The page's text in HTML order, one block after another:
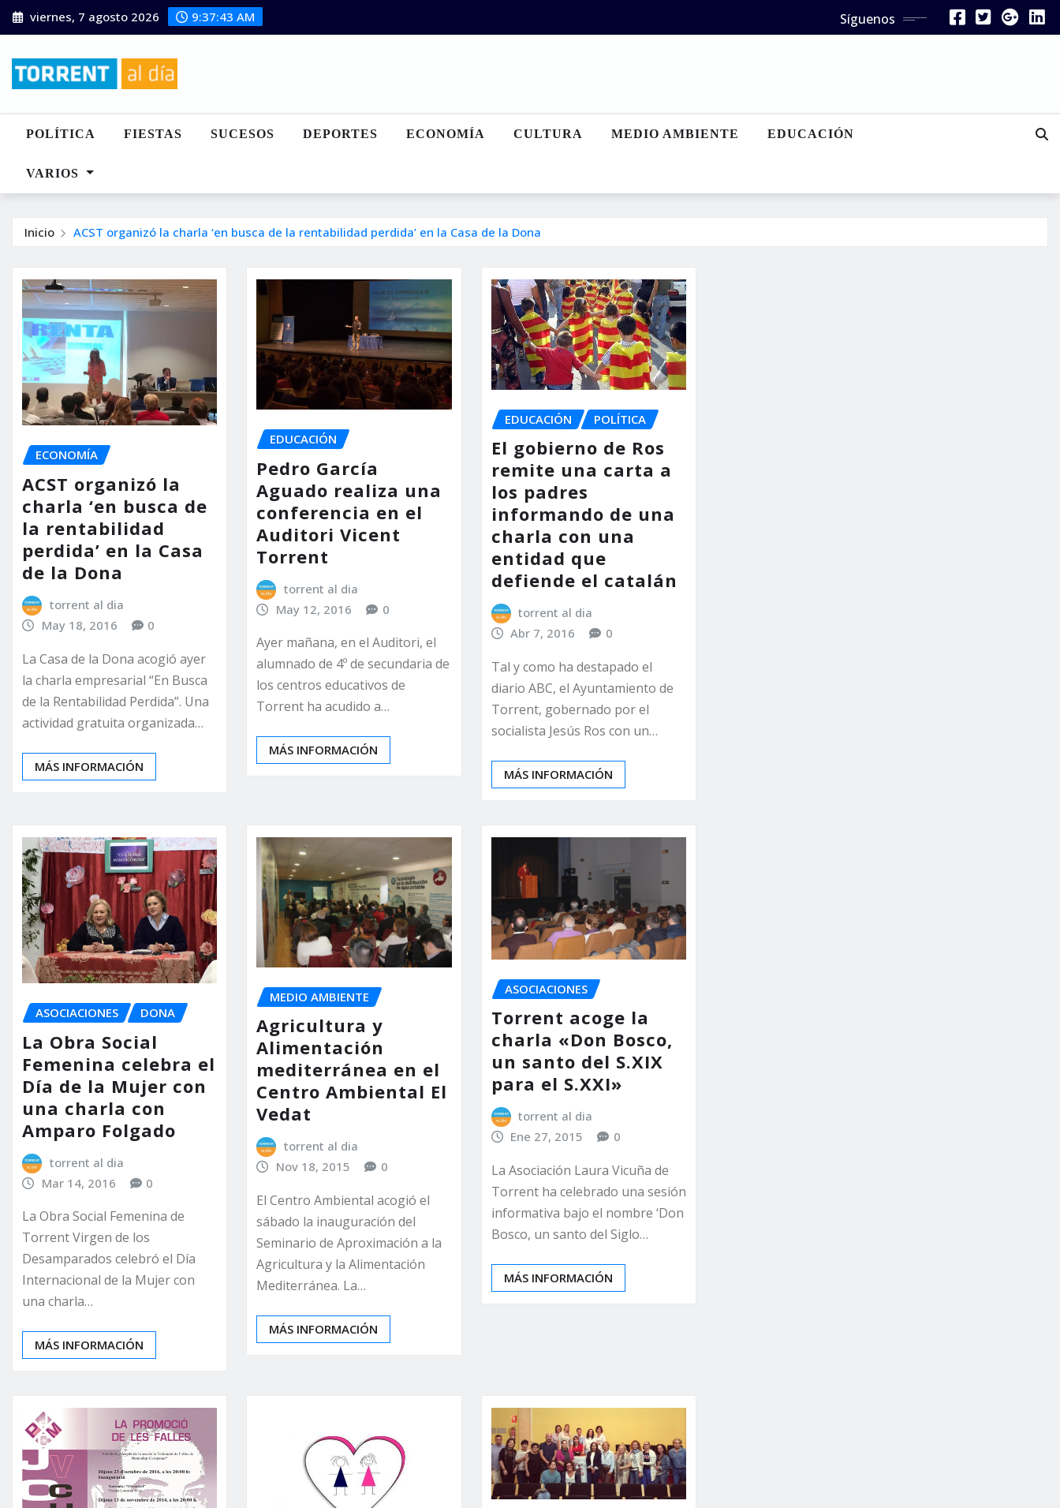
Saltar
al
viernes, 7 agosto 2026 9:37:45 AM Síguenos
POLÍTICA FIESTAS SUCESOS DEPORTES ECONOMÍA CULTURA MEDIO AMBIENTE EDUCACIÓN
VARIOS
Inicio ACST organizó la charla ‘en busca de la rentabilidad perdida’ en la Casa de la Dona
ECONOMÍA
ACST organizó la
charla ‘en busca de
la rentabilidad
perdida’ en la Casa
de la Dona
torrent al dia
May 18, 2016
0
La Casa de la Dona acogió ayer
la charla empresarial “En Busca
de la Rentabilidad Perdida”. Una
actividad gratuita organizada…
MÁS INFORMACIÓN
EDUCACIÓN
Pedro García
Aguado realiza una
conferencia en el
Auditori Vicent
Torrent
torrent al dia
May 12, 2016
0
Ayer mañana, en el Auditori, el
alumnado de 4º de secundaria de
los centros educativos de
Torrent ha acudido a…
MÁS INFORMACIÓN
EDUCACIÓN POLÍTICA
El gobierno de Ros
remite una carta a
los padres
informando de una
charla con una
entidad que
defiende el catalán
torrent al dia
Abr 7, 2016
0
Tal y como ha destapado el
diario ABC, el Ayuntamiento de
Torrent, gobernado por el
socialista Jesús Ros con un…
MÁS INFORMACIÓN
ASOCIACIONES DONA
La Obra Social
Femenina celebra el
Día de la Mujer con
una charla con
Amparo Folgado
torrent al dia
Mar 14, 2016
0
La Obra Social Femenina de
Torrent Virgen de los
Desamparados celebró el Día
Internacional de la Mujer con
una charla…
MÁS INFORMACIÓN
MEDIO AMBIENTE
Agricultura y
Alimentación
mediterránea en el
Centro Ambiental El
Vedat
torrent al dia
Nov 18, 2015
0
El Centro Ambiental acogió el
sábado la inauguración del
Seminario de Aproximación a la
Agricultura y la Alimentación
Mediterránea. La…
MÁS INFORMACIÓN
ASOCIACIONES
Torrent acoge la
charla «Don Bosco,
un santo del S.XIX
para el S.XXI»
torrent al dia
Ene 27, 2015
0
La Asociación Laura Vicuña de
Torrent ha celebrado una sesión
informativa bajo el nombre ‘Don
Bosco, un santo del Siglo…
MÁS INFORMACIÓN